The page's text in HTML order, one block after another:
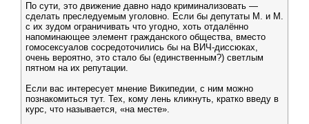
По сути, это движение давно надо криминализовать —
сделать преследуемым уголовно. Если бы депутаты М. и М.
с их зудом ограничивать что угодно, хоть отдалённо
напоминающее элемент гражданского общества, вместо
гомосексуалов сосредоточились бы на ВИЧ-диссюках,
очень вероятно, это стало бы (единственным?) светлым
пятном на их репутации.
Если вас интересует мнение Википедии, с ним можно
познакомиться тут. Тех, кому лень кликнуть, кратко введу в
курс, что называется, «на месте».